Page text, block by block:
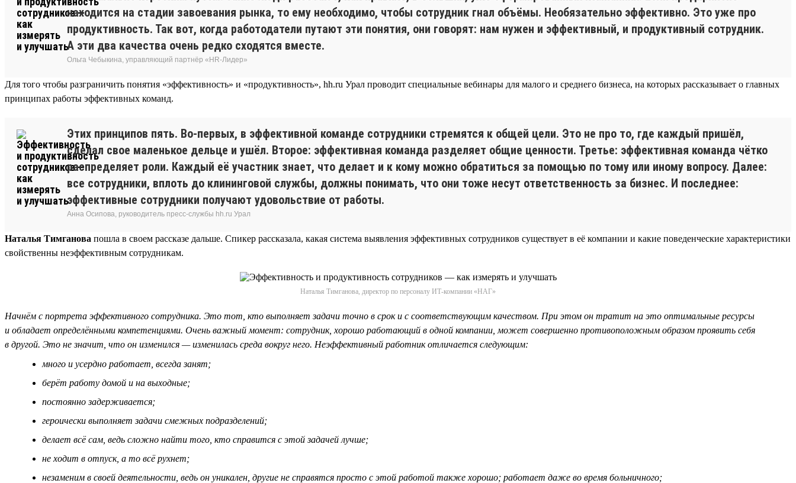
находится на стадии завоевания рынка, то ему необходимо, чтобы сотрудник гнал объёмы. Необязательно эффективно. Это уже про
продуктивность. Так вот, когда работодатели путают эти понятия, они говорят: нам нужен и эффективный, и продуктивный сотрудник.
А эти два качества очень редко сходятся вместе.
Ольга Чебыкина, управляющий партнёр «HR-Лидер»
Для того чтобы разграничить понятия «эффективность» и «продуктивность», hh.ru Урал проводит специальные вебинары для малого и среднего бизнеса, на которых рассказывает о главных
принципах работы эффективных команд.
Этих принципов пять. Во-первых, в эффективной команде сотрудники стремятся к общей цели. Это не про то, где каждый пришёл,
сделал свое маленькое дельце и ушёл. Второе: эффективная команда разделяет общие ценности. Третье: эффективная команда чётко
распределяет роли. Каждый её участник знает, что делает и к кому можно обратиться за помощью по тому или иному вопросу. Далее:
все сотрудники, вплоть до клининговой службы, должны понимать, что они тоже несут ответственность за бизнес. И последнее:
эффективные сотрудники получают удовольствие от работы.
Анна Осипова, руководитель пресс-службы hh.ru Урал
Наталья Тимганова пошла в своем рассказе дальше. Спикер рассказала, какая система выявления эффективных сотрудников существует в её компании и какие поведенческие характеристики
свойственны неэффективным сотрудникам.
Наталья Тимганова, директор по персоналу ИТ-компании «НАГ»
Начнём с портрета эффективного сотрудника. Это тот, кто выполняет задачи точно в срок и с соответствующим качеством. При этом он тратит на это оптимальные ресурсы
и обладает определёнными компетенциями. Очень важный момент: сотрудник, хорошо работающий в одной компании, может совершенно противоположным образом проявить себя
в другой. Это не значит, что он изменился — изменилась среда вокруг него. Неэффективный работник отличается следующим:
много и усердно работает, всегда занят;
берёт работу домой и на выходные;
постоянно задерживается;
героически выполняет задачи смежных подразделений;
делает всё сам, ведь сложно найти того, кто справится с этой задачей лучше;
не ходит в отпуск, а то всё рухнет;
незаменим в своей деятельности, ведь он уникален, другие не справятся просто с этой работой также хорошо; работает даже во время больничного;